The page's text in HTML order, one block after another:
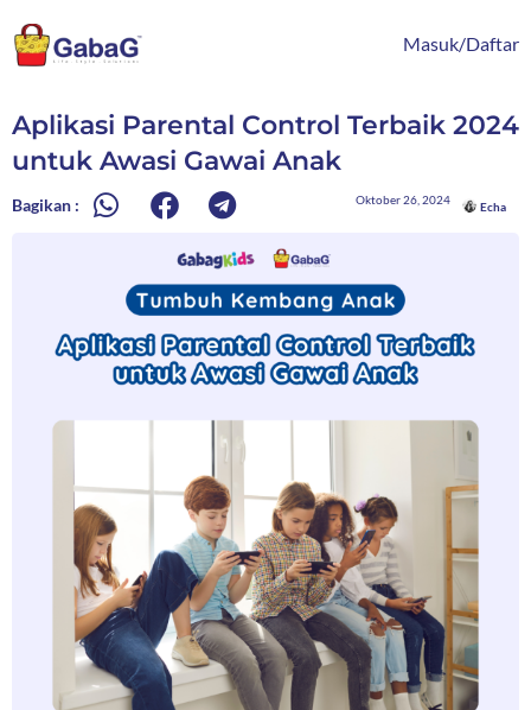
ke
konten
Masuk/Daftar
Aplikasi Parental Control Terbaik 2024
untuk Awasi Gawai Anak
Bagikan : Oktober 26, 2024
Echa